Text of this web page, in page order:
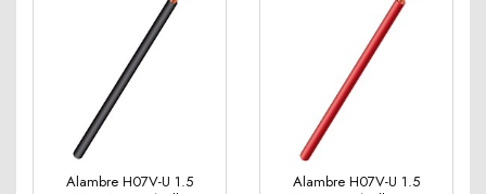
Alambre H07V-U 1.5
Alambre H07V-U 1.5